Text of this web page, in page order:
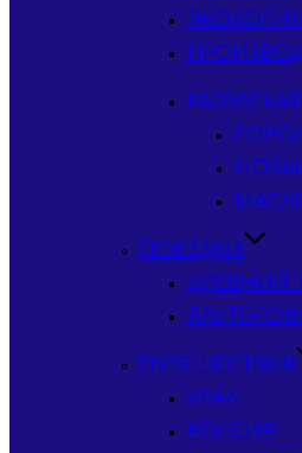
ЭКОЛОГИЯ
ПОЕЗДКИ
ДРЕВНИЙ
ПУТЕШЕСТВИЯ
УРАЛ
РОССИЯ